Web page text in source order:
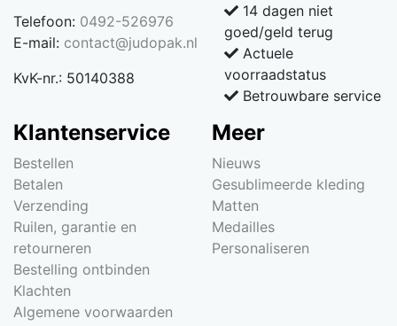
Telefoon: 0492-526976
E-mail: contact@judopak.nl
KvK-nr.: 50140388
14 dagen niet
goed/geld terug
Actuele
voorraadstatus
Betrouwbare service
Klantenservice
Bestellen
Betalen
Verzending
Ruilen, garantie en
retourneren
Bestelling ontbinden
Klachten
Algemene voorwaarden
Meer
Nieuws
Gesublimeerde kleding
Matten
Medailles
Personaliseren